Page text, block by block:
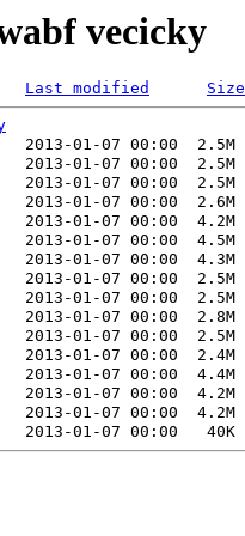
vecicky
Last modified Size